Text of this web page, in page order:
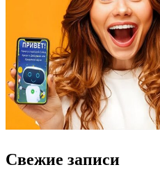
Свежие записи